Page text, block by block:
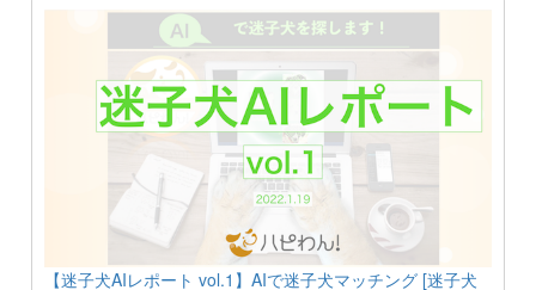
【迷子犬AIレポート vol.1】AIで迷子犬マッチング [迷子犬